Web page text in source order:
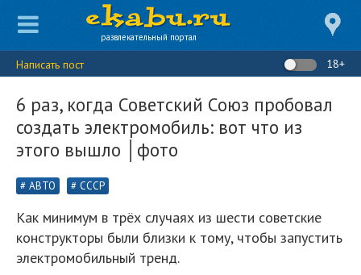
развлекательный портал
Написать пост 18+
6 раз, когда Советский Союз пробовал
создать электромобиль: вот что из
этого вышло │фото
АВТО СССР
Как минимум в трёх случаях из шести советские
конструкторы были близки к тому, чтобы запустить
электромобильный тренд.